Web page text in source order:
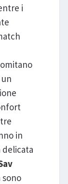
i
in
delicata
sono